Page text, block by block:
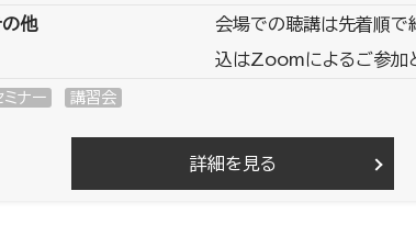
の他
会場での聴講は先着順で
込はZoomによるご参加
ミナー 講習会
詳細を見る